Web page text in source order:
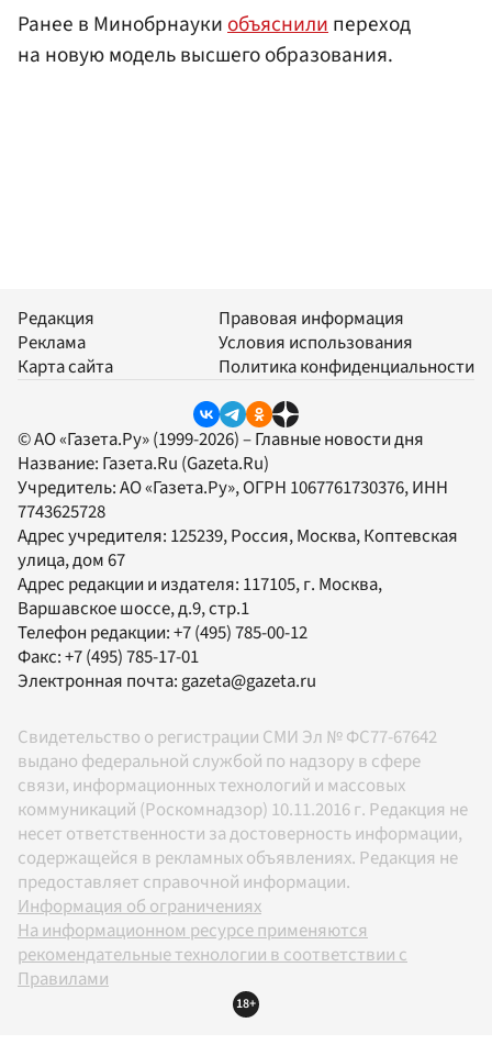
Ранее в Минобрнаукиобъяснилипереход
на новую модель высшего образования.
Редакция
Реклама
Карта сайта
Правовая информация
Условия использования
Политика конфиденциальности
© АО «Газета.Ру» (1999-2026) – Главные новости дня
Название: Газета.Ru (Gazeta.Ru)
Учредитель:АО «Газета.Ру», ОГРН 1067761730376, ИНН
7743625728
Адрес учредителя: 125239, Россия, Москва, Коптевская
улица, дом 67
Адрес редакции и издателя: 117105, г. Москва,
Варшавское шоссе, д.9, стр.1
Телефон редакции:+7 (495) 785-00-12
Факс:+7 (495) 785-17-01
Электронная почта: gazeta@gazeta.ru
Свидетельство о регистрации СМИ Эл № ФС77-67642
выдано федеральной службой по надзору в сфере
связи, информационных технологий и массовых
коммуникаций (Роскомнадзор) 10.11.2016 г. Редакция не
несет ответственности за достоверность информации,
содержащейся в рекламных объявлениях. Редакция не
предоставляет справочной информации.
Информация об ограничениях
На информационном ресурсе применяются
рекомендательные технологии в соответствии с
Правилами
18+